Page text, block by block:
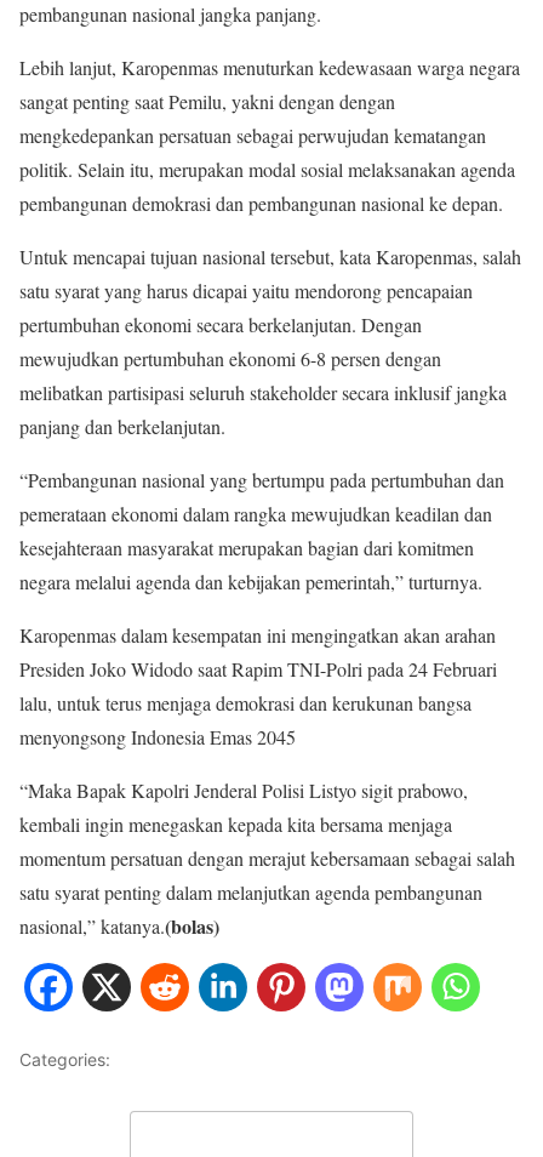
pembangunan nasional jangka panjang.
Lebih lanjut, Karopenmas menuturkan kedewasaan warga negara
sangat penting saat Pemilu, yakni dengan dengan
mengkedepankan persatuan sebagai perwujudan kematangan
politik. Selain itu, merupakan modal sosial melaksanakan agenda
pembangunan demokrasi dan pembangunan nasional ke depan.
Untuk mencapai tujuan nasional tersebut, kata Karopenmas, salah
satu syarat yang harus dicapai yaitu mendorong pencapaian
pertumbuhan ekonomi secara berkelanjutan. Dengan
mewujudkan pertumbuhan ekonomi 6-8 persen dengan
melibatkan partisipasi seluruh stakeholder secara inklusif jangka
panjang dan berkelanjutan.
“Pembangunan nasional yang bertumpu pada pertumbuhan dan
pemerataan ekonomi dalam rangka mewujudkan keadilan dan
kesejahteraan masyarakat merupakan bagian dari komitmen
negara melalui agenda dan kebijakan pemerintah,” turturnya.
Karopenmas dalam kesempatan ini mengingatkan akan arahan
Presiden Joko Widodo saat Rapim TNI-Polri pada 24 Februari
lalu, untuk terus menjaga demokrasi dan kerukunan bangsa
menyongsong Indonesia Emas 2045
“Maka Bapak Kapolri Jenderal Polisi Listyo sigit prabowo,
kembali ingin menegaskan kepada kita bersama menjaga
momentum persatuan dengan merajut kebersamaan sebagai salah
satu syarat penting dalam melanjutkan agenda pembangunan
nasional,” katanya.(bolas)
Categories: